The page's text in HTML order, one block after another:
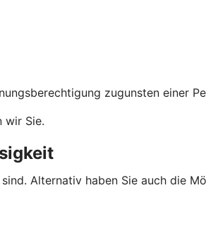
zugunsten einer
wir Sie.
Alternativ haben Sie auch die